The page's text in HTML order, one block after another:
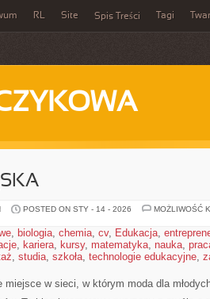
RL Site Spis Treści Tagi
POSTED ON STY - 14 - 2026
MOŻLIWOŚĆ
, biologia, chemia, cv, Edukacja,
, kariera, kursy, matematyka, nauka,
, studia, szkoła, technologie edukacyjne,
miejsce w sieci, w którym moda dla